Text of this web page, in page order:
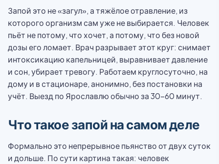
Запой это не «загул», а тяжёлое отравление, из
которого организм сам уже не выбирается. Человек
пьёт не потому, что хочет, а потому, что без новой
дозы его ломает. Врач разрывает этот круг: снимает
интоксикацию капельницей, выравнивает давление
и сон, убирает тревогу. Работаем круглосуточно, на
дому и в стационаре, анонимно, без постановки на
учёт. Выезд по Ярославлю обычно за 30-60 минут.
Что такое запой на самом деле
Формально это непрерывное пьянство от двух суток
и дольше. По сути картина такая: человек